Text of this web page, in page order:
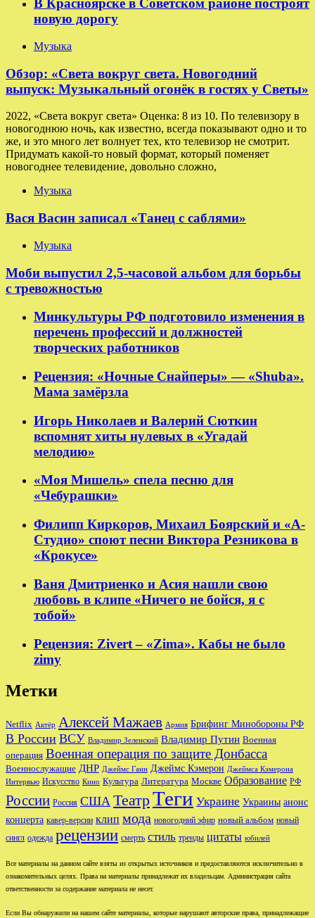
В Красноярске в Советском районе построят
новую дорогу
Музыка
Обзор: «Света вокруг света. Новогодний
выпуск: Музыкальный огонёк в гостях у Светы»
2022, «Света вокруг света» Оценка: 8 из 10. По телевизору в
новогоднюю ночь, как известно, всегда показывают одно и то
же, и это много лет волнует тех, кто телевизор не смотрит.
Придумать какой-то новый формат, который поменяет
новогоднее телевидение, довольно сложно,
Музыка
Вася Васин записал «Танец с саблями»
Музыка
Моби выпустил 2,5-часовой альбом для борьбы
с тревожностью
Минкультуры РФ подготовило изменения в
перечень профессий и должностей
творческих работников
Рецензия: «Ночные Снайперы» — «Shuba».
Мама замёрзла
Игорь Николаев и Валерий Сюткин
вспомнят хиты нулевых в «Угадай
мелодию»
«Моя Мишель» спела песню для
«Чебурашки»
Филипп Киркоров, Михаил Боярский и «А-
Студио» споют песни Виктора Резникова в
«Крокусе»
Ваня Дмитриенко и Асия нашли свою
любовь в клипе «Ничего не бойся, я с
тобой»
Рецензия: Zivert – «Zima». Кабы не было
zimy
Метки
Netflix Актёр Алексей Мажаев Армия Брифинг Минобороны РФ
В России ВСУ Владимир Зеленский Владимир Путин Военная
операция Военная операция по защите Донбасса
Военнослужащие ДНР Джеймс Ганн Джеймс Кэмерон Джеймса Кэмерона
Интервью Искусство Кино Культура Литература Москве Образование РФ
России Россия США ТеатрТеги Украине Украины анонс
концерта кавер-версии клип мода новогодний эфир новый альбом новый
сингл одежда рецензии смерть стиль тренды цитаты юбилей
Все материалы на данном сайте взяты из открытых источников и предоставляются исключительно в
ознакомительных целях. Права на материалы принадлежат их владельцам. Администрация сайта
ответственности за содержание материала не несет.
Если Вы обнаружили на нашем сайте материалы, которые нарушают авторские права, принадлежащие